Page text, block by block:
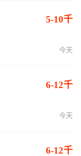
5-10千
今天
6-12千
今天
6-12千